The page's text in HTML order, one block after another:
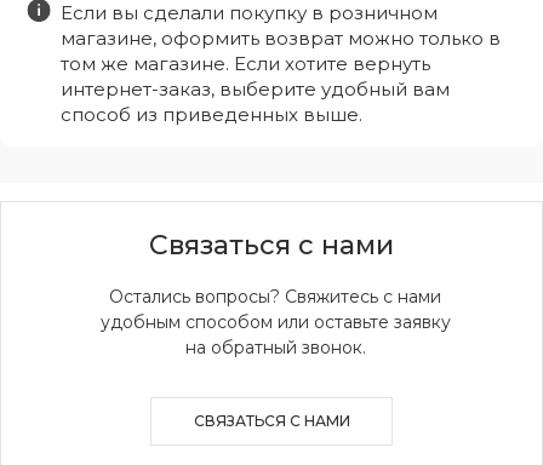
Если вы сделали покупку в розничном
магазине, оформить возврат можно только в
том же магазине. Если хотите вернуть
интернет-заказ, выберите удобный вам
способ из приведенных выше.
Связаться с нами
Остались вопросы? Свяжитесь с нами
удобным способом или оставьте заявку
на обратный звонок.
СВЯЗАТЬСЯ С НАМИ
Новинки, акции, подарки
MIR CASHMERE Official